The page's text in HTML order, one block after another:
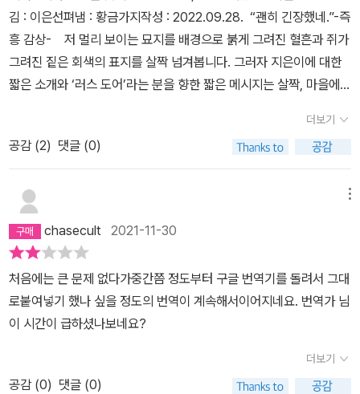
편에 가까운 분량에 기승전결의 구도가 뚜렷하고, 가장 안정적인 플
롯을 선보인다. 마지막 작품 '쥐'는 일종의 메타 픽션이다. 잊을 만하
면 스티븐 킹이 즐겨 써먹는 '작가가 얼마나 힘든 일'인지를 되씹는 작
품이다. 창작가들에겐 공통적인 두려움이 있다. 머릿속에만 꽉 차 있
는 이야기를 단 한 줄도 써내지 못하면 어떡하나 하는 공포! 그럴 때면
쥐든 귀신이든 나타나서 이야기를 술술 끄집어 내주기를 바란다. 나
역시 중, 단편 실력은 여전히 빼어났다. 물론 초기 중, 단편들에서 보
인 심장을 찌르는 듯한 섬뜩한 공포와 날카로운 필력에는 모자란다.
특히 수록작 대부분이 라스트에 특별한 반전없이, 장르 소설의 공식
대로 끝맺는 게 조금 아쉬웠다. 물론 작은 아쉬움이다. 킹을 처음 접하
는 독자라면 각기 다른 네 가지 색 공포의 향연을 충분히 즐길 수 있으
리라.
김 : 이은선펴냄 : 황금가지작성 : 2022.09.28. “괜히 긴장했네.”-즉
흥 감상- 저 멀리 보이는 묘지를 배경으로 붉게 그려진 혈흔과 쥐가
그려진 짙은 회색의 표지를 살짝 넘겨봅니다. 그러자 지은이에 대한
짧은 소개와 ‘러스 도어’라는 분을 향한 짧은 메시지는 살짝, 마을에서
기], 세상의 멸망을 앞두고 많은 이들 앞에 나타나기 시작한 ‘찰스 척
그란츠’라는 사람에 대한 광고판 [척의 일생], 학교에서 발생한 폭탄
테러 소식에 어떤 이상함을 감지한 ‘파인더스 키퍼스’ 탐정사무소
의 ‘홀리 기브니’의 피 말리는 추적 [피가 흐르는 곳에], 단편만 몇 편
으며 벌어지는 사건 [쥐]와 같은 이야기가 펼쳐지고 있었는데…….
다른 건 일단 그렇다 치고 즉흥 감상의 의미가 궁금하다구요? 음~ 국
내에 소개되기만 하면 빼먹지 않고 챙겨 읽고 있던 스티븐 킹님의 작
품이 언젠가부터 재미가 덜해지기 시작했습니다. 그래도 코로나 1
9 양성판정을 받고 자가 격리를 하게 되어, 마음 편히 소설 ‘인스티튜
트 The Institute, 2019’를 읽어보았지만, 역시나 재미를 느끼지 못
했는데요. 아마도 약을 먹고 있던 중이라 잘 받아들이지 못했나보다
더보기
공감 (2) 댓글 (0)
chasecult 2021-11-30
처음에는 큰 문제 없다가중간쯤 정도부터 구글 번역기를 돌려서 그대
로붙여넣기 했나 싶을 정도의 번역이 계속해서이어지네요. 번역가 님
이 시간이 급하셨나보네요?
더보기
공감 (0) 댓글 (0)